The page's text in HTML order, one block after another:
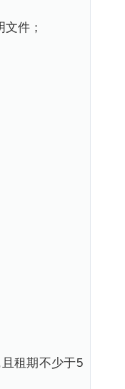
件；
租期不少于5